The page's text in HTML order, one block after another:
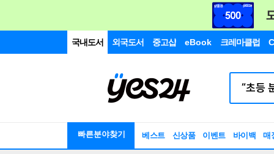
국내도서 외국도서 중고샵 eBook 크레마클럽
빠른분야찾기 베스트 신상품 이벤트 바이백 매